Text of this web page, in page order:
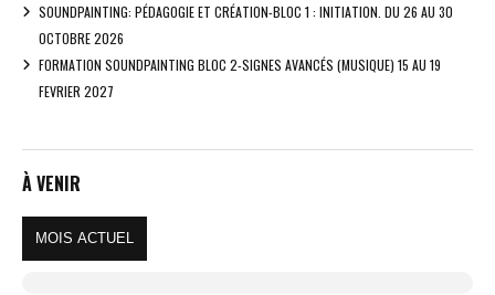
SOUNDPAINTING: PÉDAGOGIE ET CRÉATION-BLOC 1 : INITIATION. DU 26 AU 30
OCTOBRE 2026
FORMATION SOUNDPAINTING BLOC 2-SIGNES AVANCÉS (MUSIQUE) 15 AU 19
FEVRIER 2027
À VENIR
MOIS ACTUEL